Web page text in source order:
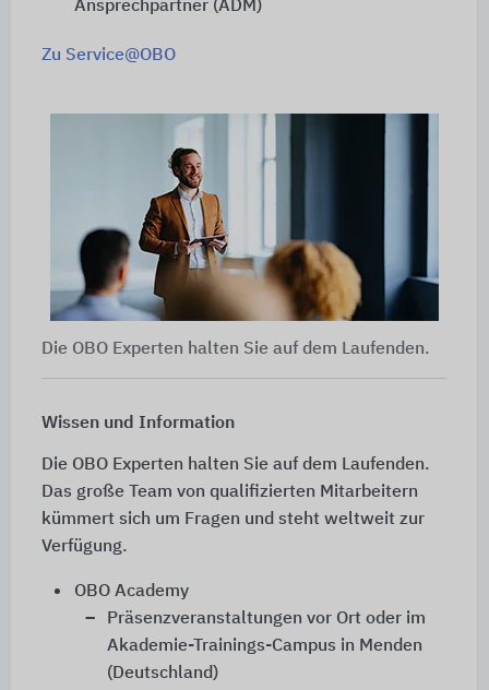
Ansprechpartner (ADM)
Zu Service@OBO
Die OBO Experten halten Sie auf dem Laufenden.
Wissen und Information
Die OBO Experten halten Sie auf dem Laufenden.
Das große Team von qualifizierten Mitarbeitern
kümmert sich um Fragen und steht weltweit zur
Verfügung.
OBO Academy
Präsenzveranstaltungen vor Ort oder im
Akademie-Trainings-Campus in Menden
(Deutschland)